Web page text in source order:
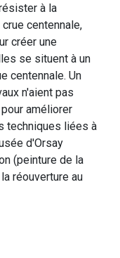
à la
centennale,
créer une
se situent à un
centennale. Un
n'aient pas
améliorer
techniques liées à
d'Orsay
(peinture de la
réouverture au